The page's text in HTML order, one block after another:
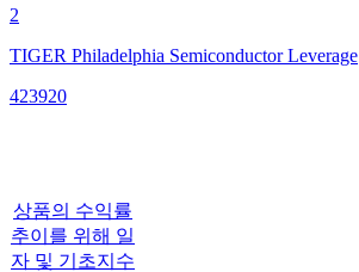
2
TIGER Philadelphia Semiconductor Leverage
423920
상품의 수익률
추이를 위해 일
자 및 기초지수